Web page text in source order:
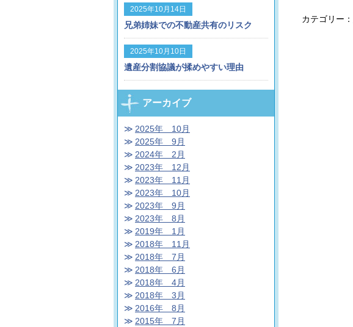
カテゴリー：
2025年10月14日
兄弟姉妹での不動産共有のリスク
2025年10月10日
遺産分割協議が揉めやすい理由
アーカイブ
2025年 10月
2025年 9月
2024年 2月
2023年 12月
2023年 11月
2023年 10月
2023年 9月
2023年 8月
2019年 1月
2018年 11月
2018年 7月
2018年 6月
2018年 4月
2018年 3月
2016年 8月
2015年 7月